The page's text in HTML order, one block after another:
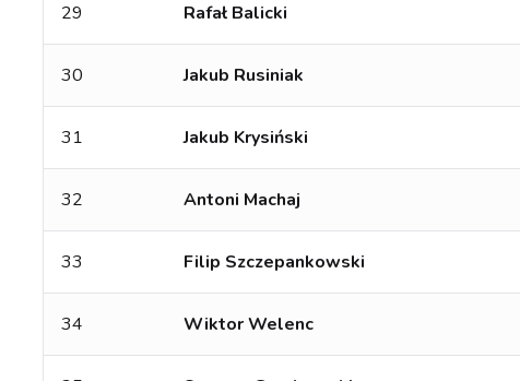
29 Rafał Balicki
30 Jakub Rusiniak
31 Jakub Krysiński
32 Antoni Machaj
33 Filip Szczepankowski
34 Wiktor Welenc